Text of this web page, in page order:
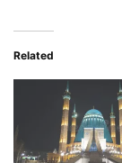
Related